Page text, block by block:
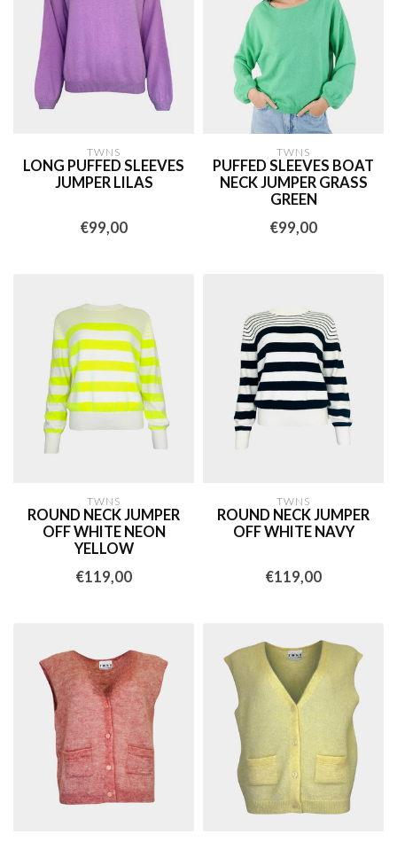
TWNS
LONG PUFFED SLEEVES
JUMPER LILAS
€99,00
TWNS
PUFFED SLEEVES BOAT
NECK JUMPER GRASS
GREEN
€99,00
TWNS
ROUND NECK JUMPER
OFF WHITE NEON
YELLOW
€119,00
TWNS
ROUND NECK JUMPER
OFF WHITE NAVY
€119,00